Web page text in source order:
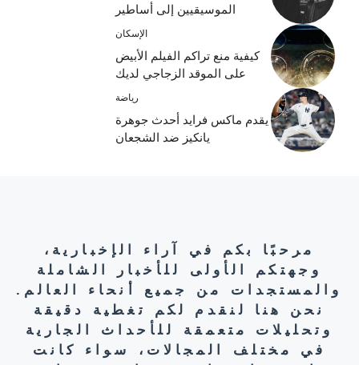
الموسيقيين إلى أساطير
الإسكان
كيفية منع تراكم الفيلم الأبيض
على الموقد الزجاجي لديك
رياضة
يقدم ماكس فرايد أحدث جوهرة
يانكيز ضد الشجعان
مرحبًا بكم في آراء الإخبارية،
وجهتكم الأولى للأخبار الشاملة
والمستجدات من جميع أنحاء العالم.
نحن هنا لنقدم لكم تغطية دقيقة
وتحليلات متعمقة للأحداث الجارية
في مختلف المجالات، سواء كانت